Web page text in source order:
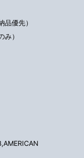
優先）
）